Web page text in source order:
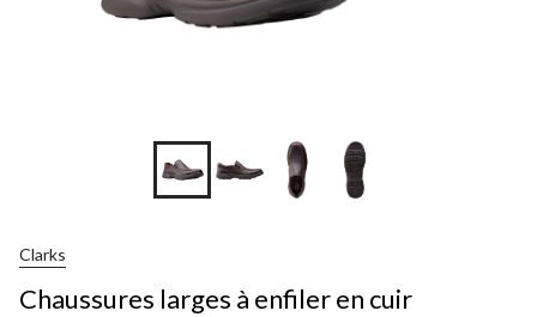
Clarks
Chaussures larges à enfiler en cuir